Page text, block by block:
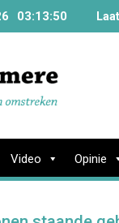
03:13:51
Video Opinie